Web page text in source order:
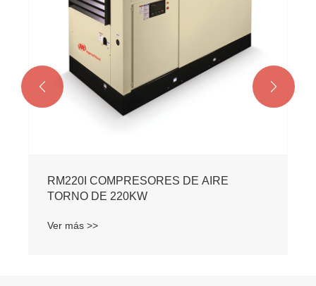
RM220I COMPRESORES DE AIRE
TORNO DE 220KW
Ver más >>
 